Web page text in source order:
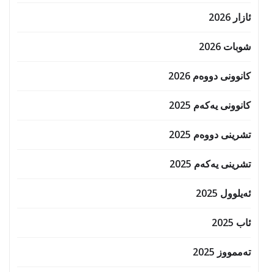
ئازار 2026
شوبات 2026
کانوونی دووەم 2026
کانوونی یەکەم 2025
تشرینی دووەم 2025
تشرینی یەکەم 2025
ئەیلوول 2025
ئاب 2025
تەممووز 2025